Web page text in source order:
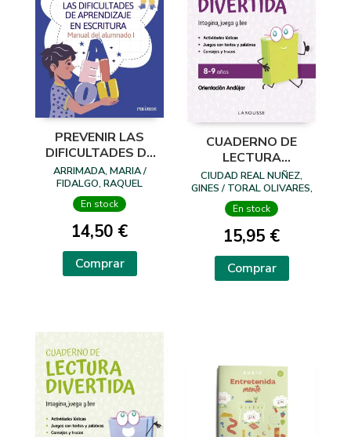
PREVENIR LAS
DIFICULTADES DE
APRENDIZAJE EN
ESCRITURA
ARRIMADA, MARIA /
FIDALGO, RAQUEL
En stock
14,50 €
Comprar
CUADERNO DE
LECTURA
DIVERTIDA 8-9
AÑOS
CIUDAD REAL NUÑEZ,
GINES / TORAL OLIVARES,
ANTONIA
En stock
15,95 €
Comprar